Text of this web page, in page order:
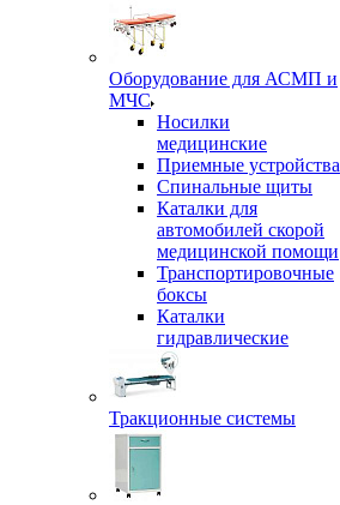
Оборудование для АСМП и
МЧС
Носилки
медицинские
Приемные устройства
Спинальные щиты
Каталки для
автомобилей скорой
медицинской помощи
Транспортировочные
боксы
Каталки
гидравлические
Тракционные системы